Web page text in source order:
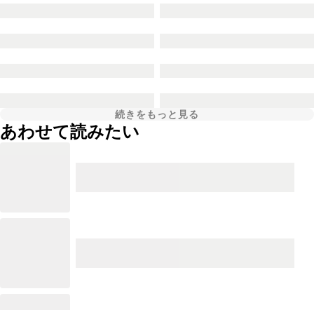
続きをもっと見る
あわせて読みたい